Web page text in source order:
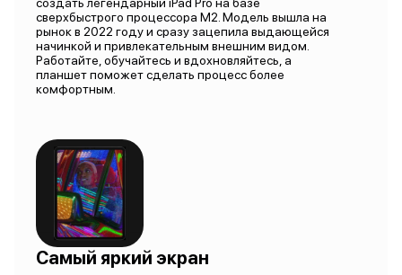
сверхбыстрого процессора M2. Модель вышла на
рынок в 2022 году и сразу зацепила выдающейся
начинкой и привлекательным внешним видом.
Работайте, обучайтесь и вдохновляйтесь, а
планшет поможет сделать процесс более
комфортным.
Самый яркий экран